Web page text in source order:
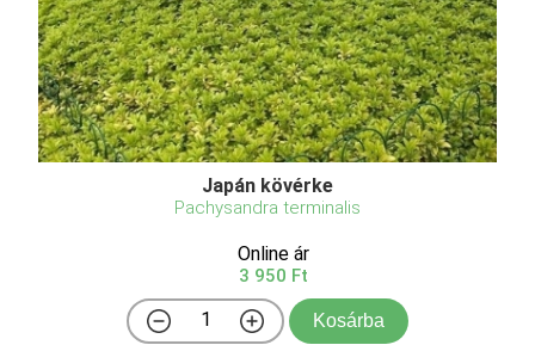
Japán kövérke
Pachysandra terminalis
Online ár
3 950 Ft
Kosárba